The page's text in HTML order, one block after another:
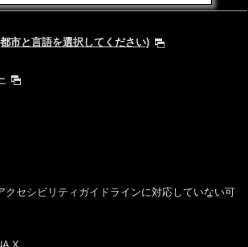
市と言語を選択してください)
クセシビリティガイドラインに対応していない可